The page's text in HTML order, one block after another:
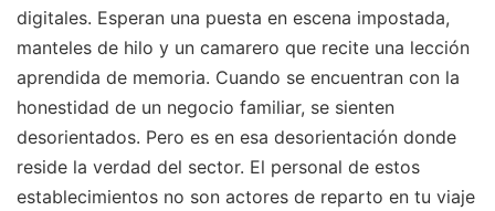
digitales. Esperan una puesta en escena impostada,
manteles de hilo y un camarero que recite una lección
aprendida de memoria. Cuando se encuentran con la
honestidad de un negocio familiar, se sienten
desorientados. Pero es en esa desorientación donde
reside la verdad del sector. El personal de estos
establecimientos no son actores de reparto en tu viaje